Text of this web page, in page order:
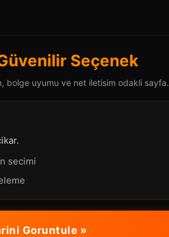
Seçenek
bolge uyumu ve net iletisim odakli sayfa.
secimi
Goruntule »